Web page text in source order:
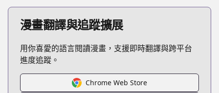
漫畫翻譯與追蹤擴展
用你喜愛的語言閱讀漫畫，支援即時翻譯與跨平台
進度追蹤。
Chrome Web Store